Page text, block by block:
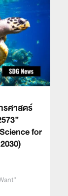
รศาสตร์
for